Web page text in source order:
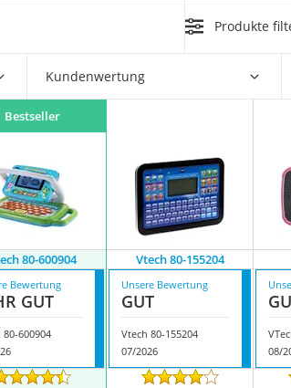
Produkte
Kundenwertung
Bestseller
80-600904 Vtech 80-155204
Bewertung
GUT
80-600904
Unsere Bewertung
GUT
Vtech 80-155204
07/2026
08/